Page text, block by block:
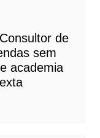
de
sem
academia